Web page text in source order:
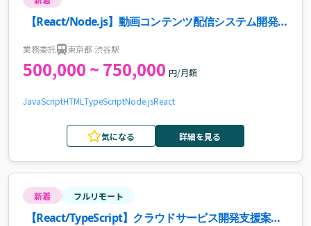
【React/Node.js】動画コンテンツ配信システム開発
業務委託 東京都 渋谷駅
500,000 ~ 750,000 円/月額
JavaScriptHTML TypeScriptNode.jsReact
気になる 詳細を見る
新着 フルリモート
【React/TypeScript】クラウドサービス開発支援案